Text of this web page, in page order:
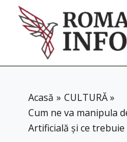
content
Acasă
CULTURĂ
Cum ne va manipula
Artificială și ce